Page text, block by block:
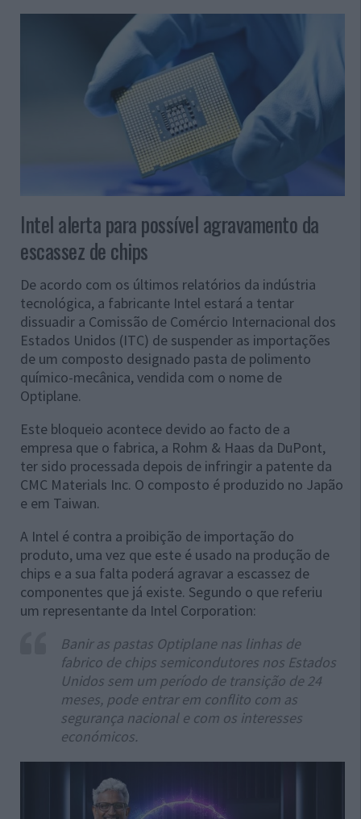
Intel alerta para possível agravamento da
escassez de chips
De acordo com os últimos relatórios da indústria
tecnológica, a fabricante Intel estará a tentar
dissuadir a Comissão de Comércio Internacional dos
Estados Unidos (ITC) de suspender as importações
de um composto designado pasta de polimento
químico-mecânica, vendida com o nome de
Optiplane.
Este bloqueio acontece devido ao facto de a
empresa que o fabrica, a Rohm & Haas da DuPont,
ter sido processada depois de infringir a patente da
CMC Materials Inc. O composto é produzido no Japão
e em Taiwan.
A Intel é contra a proibição de importação do
produto, uma vez que este é usado na produção de
chips e a sua falta poderá agravar a escassez de
componentes que já existe. Segundo o que referiu
um representante da Intel Corporation:
Banir as pastas Optiplane nas linhas de
fabrico de chips semicondutores nos Estados
Unidos sem um período de transição de 24
meses, pode entrar em conflito com as
segurança nacional e com os interesses
económicos.